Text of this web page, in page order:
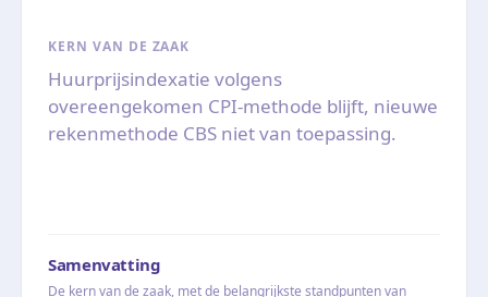
KERN VAN DE ZAAK
Huurprijsindexatie volgens
overeengekomen CPI-methode blijft, nieuwe
rekenmethode CBS niet van toepassing.
Samenvatting
De kern van de zaak, met de belangrijkste standpunten van